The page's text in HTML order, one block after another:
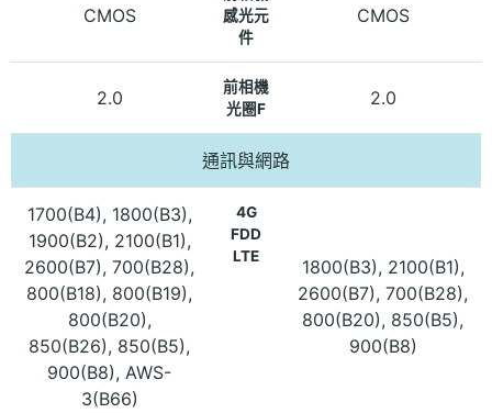
CMOS
感光元
件
CMOS
2.0
前相機
光圈F
2.0
通訊與網路
1700(B4), 1800(B3),
1900(B2), 2100(B1),
2600(B7), 700(B28),
800(B18), 800(B19),
800(B20),
850(B26), 850(B5),
900(B8), AWS-
3(B66)
4G
FDD
LTE
1800(B3), 2100(B1),
2600(B7), 700(B28),
800(B20), 850(B5),
900(B8)